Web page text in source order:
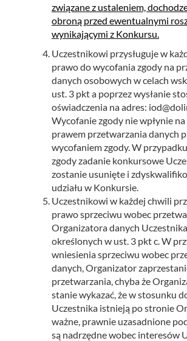
związane z ustaleniem,
obroną przed ewentualnymi
wynikającymi z Konkursu.
Uczestnikowi przysługuje w
prawo do wycofania zgody na
danych osobowych w celach
ust. 3 pkt a poprzez wysłanie
oświadczenia na adres:
Wycofanie zgody nie wpłynie na
prawem przetwarzania danych
wycofaniem zgody. W
zgody zadanie konkursowe
zostanie usunięte i
udziału w Konkursie.
Uczestnikowi w każdej chwili
prawo sprzeciwu wobec
Organizatora danych
określonych w ust. 3 pkt c. W
wniesienia sprzeciwu wobec
danych, Organizator
przetwarzania, chyba że
stanie wykazać, że w stosunku
Uczestnika istnieją po stronie
ważne, prawnie uzasadnione
są nadrzędne wobec interesów